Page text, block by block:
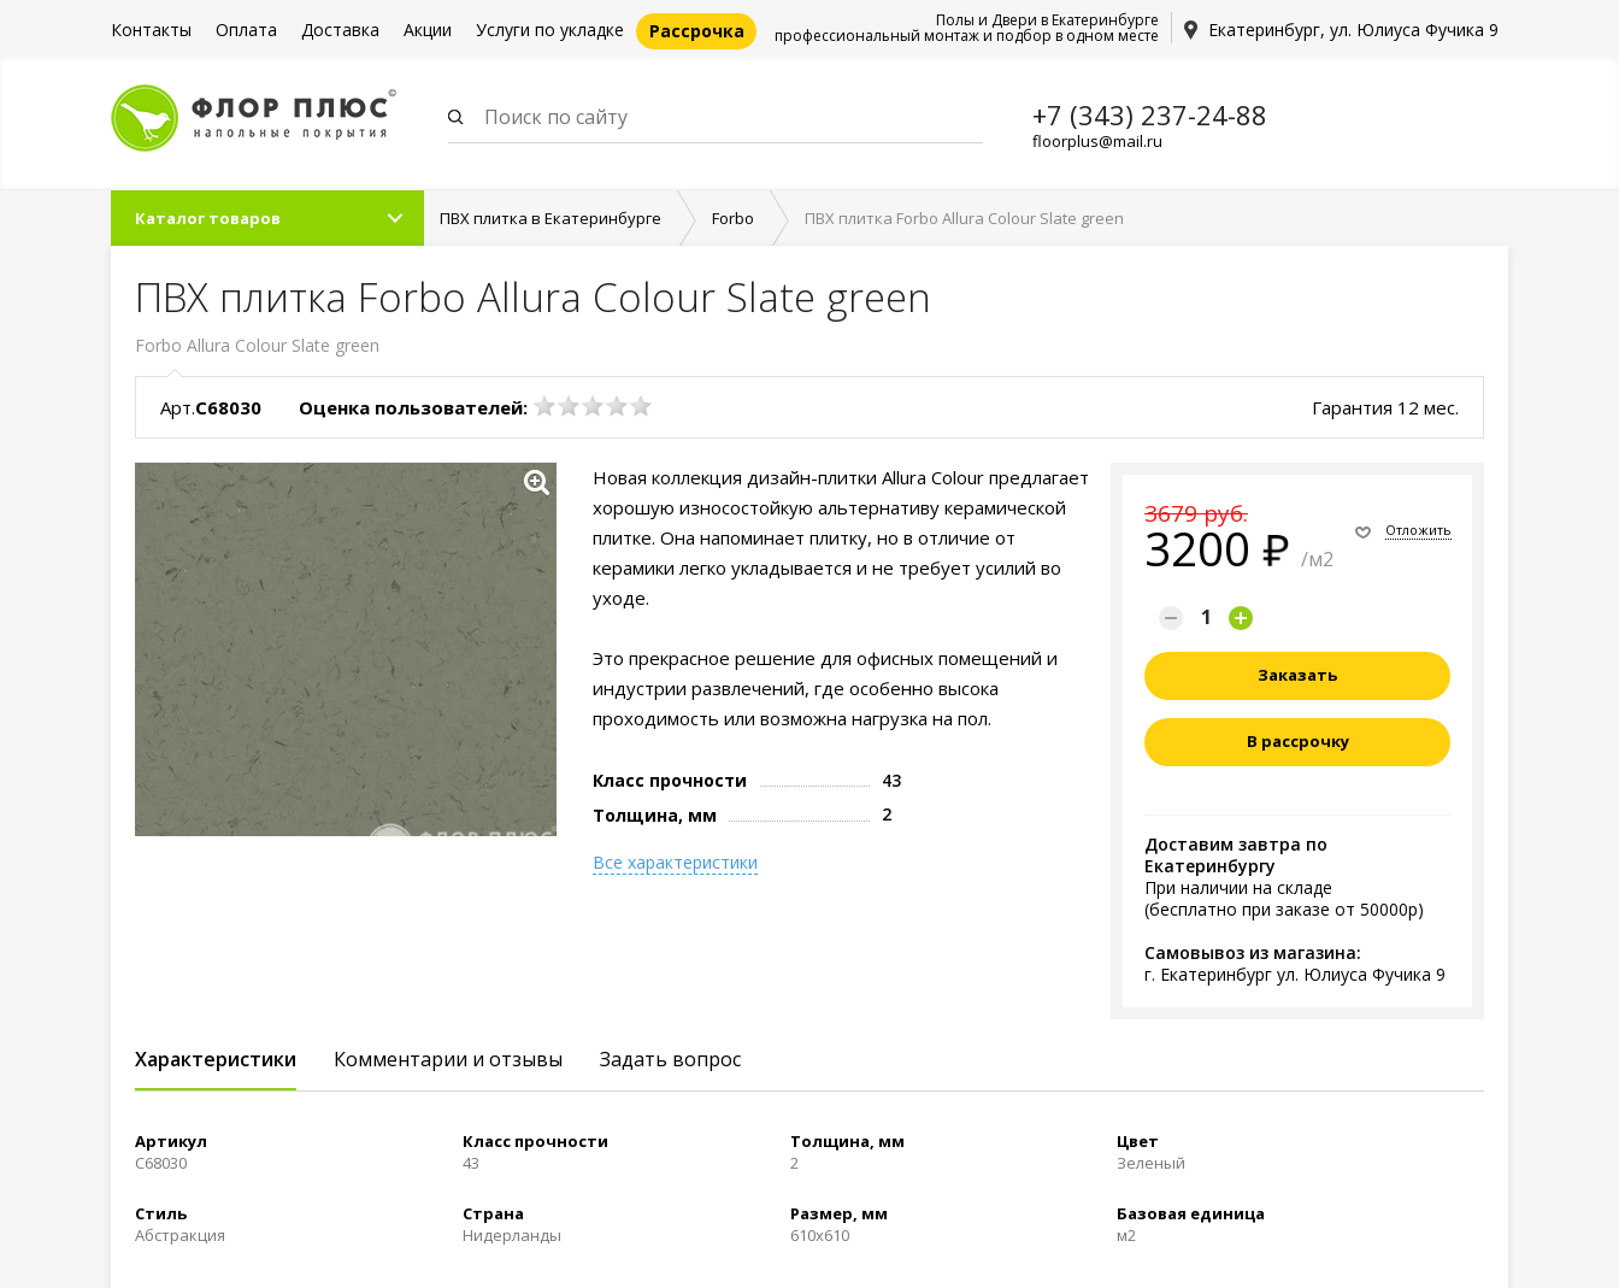
Контакты Оплата Доставка Акции Услуги по укладке Рассрочка Екатеринбург, ул. Юлиуса Фучика 9
Полы и Двери в Екатеринбурге
профессиональный монтаж и подбор в одном месте
+7 (343) 237-24-88
floorplus@mail.ru
Каталог товаров ПВХ плитка в Екатеринбурге Forbo ПВХ плитка Forbo Allura Colour Slate green
ПВХ плитка Forbo Allura Colour Slate green
Forbo Allura Colour Slate green
Арт.C68030 Оценка пользователей: Гарантия 12 мес.
3679 руб.
3200 /м2
Отложить
Заказать
В рассрочку
Доставим завтра по
Екатеринбургу
При наличии на складе
(бесплатно при заказе от 50000р)
Самовывоз из магазина:
г. Екатеринбург ул. Юлиуса Фучика 9
Новая коллекция дизайн-плитки Allura Colour предлагает
хорошую износостойкую альтернативу керамической
плитке. Она напоминает плитку, но в отличие от
керамики легко укладывается и не требует усилий во
уходе.
Это прекрасное решение для офисных помещений и
индустрии развлечений, где особенно высока
проходимость или возможна нагрузка на пол.
Класс прочности
43
Толщина, мм
2
Все характеристики
Характеристики Комментарии и отзывы Задать вопрос
Артикул
C68030
Класс прочности
43
Толщина, мм
2
Цвет
Зеленый
Стиль
Абстракция
Страна
Нидерланды
Размер, мм
610x610
Базовая единица
м2